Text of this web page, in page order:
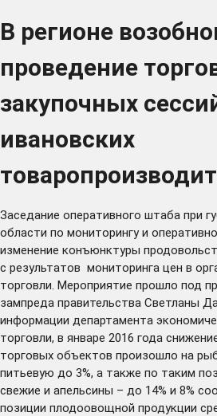
В регионе
проведение
закупочных
ивановских
Заседание оперативного штаба при
области по мониторингу и
изменение конъюнктуры
с результатов мониторинга цен в
торговли. Мероприятие прошло под
зампреда правительства Светланы
информации департамента
торговли, в январе 2016 года
торговых объектов произошло на
питьевую до 3%, а также по таким
свежие и апельсины – до 14% и 8%
позиции плодоовощной продукции